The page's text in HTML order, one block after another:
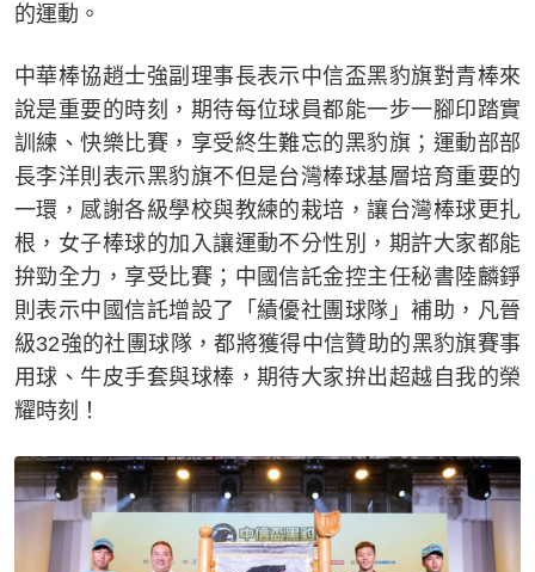
的運動。
中華棒協趙士強副理事長表示中信盃黑豹旗對青棒來
說是重要的時刻，期待每位球員都能一步一腳印踏實
訓練、快樂比賽，享受終生難忘的黑豹旗；運動部部
長李洋則表示黑豹旗不但是台灣棒球基層培育重要的
一環，感謝各級學校與教練的栽培，讓台灣棒球更扎
根，女子棒球的加入讓運動不分性別，期許大家都能
拚勁全力，享受比賽；中國信託金控主任秘書陸麟錚
則表示中國信託增設了「績優社團球隊」補助，凡晉
級32強的社團球隊，都將獲得中信贊助的黑豹旗賽事
用球、牛皮手套與球棒，期待大家拚出超越自我的榮
耀時刻！